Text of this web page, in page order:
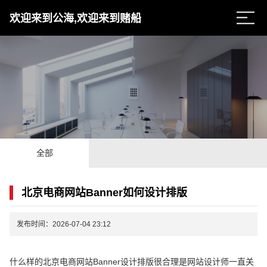
欢迎来到公海,欢迎来到赌船
全部
北京电商网站Banner如何设计排版
发布时间：2026-07-04 23:12
什么样的北京电商网站Banner设计排版很合理是网站设计师一直关